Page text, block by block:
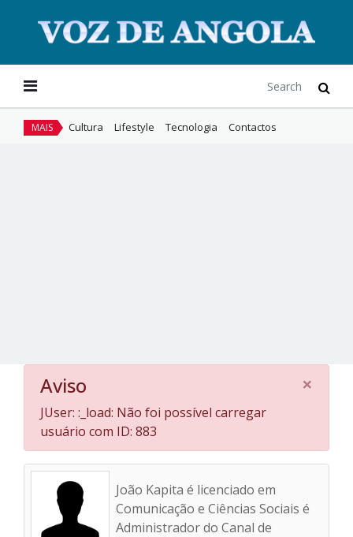
MAIS Cultura Lifestyle Tecnologia Contactos
×
Aviso
JUser: :_load: Não foi possível carregar
usuário com ID: 883
João Kapita é licenciado em
Comunicação e Ciências Sociais é
Administrador do Canal de